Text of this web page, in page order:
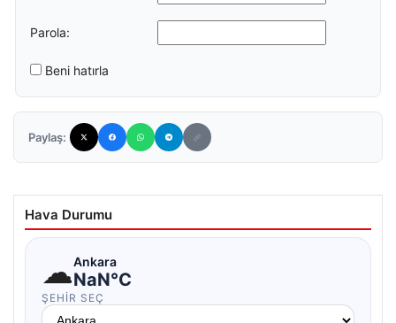
Parola:
Beni hatırla
Paylaş:
Hava Durumu
☁Ankara
NaN°C
ŞEHIR SEÇ